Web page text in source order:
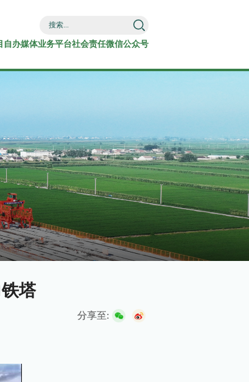
自办媒体业务平台社会责任微信公众号
塔
分享至: